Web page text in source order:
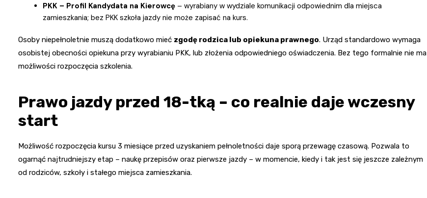
PKK – Profil Kandydata na Kierowcę – wyrabiany w wydziale komunikacji odpowiednim dla miejsca
zamieszkania; bez PKK szkoła jazdy nie może zapisać na kurs.
Osoby niepełnoletnie muszą dodatkowo mieć zgodę rodzica lub opiekuna prawnego. Urząd standardowo wymaga
osobistej obecności opiekuna przy wyrabianiu PKK, lub złożenia odpowiedniego oświadczenia. Bez tego formalnie nie ma
możliwości rozpoczęcia szkolenia.
Prawo jazdy przed 18-tką – co realnie daje wczesny
start
Możliwość rozpoczęcia kursu 3 miesiące przed uzyskaniem pełnoletności daje sporą przewagę czasową. Pozwala to
ogarnąć najtrudniejszy etap – naukę przepisów oraz pierwsze jazdy – w momencie, kiedy i tak jest się jeszcze zależnym
od rodziców, szkoły i stałego miejsca zamieszkania.